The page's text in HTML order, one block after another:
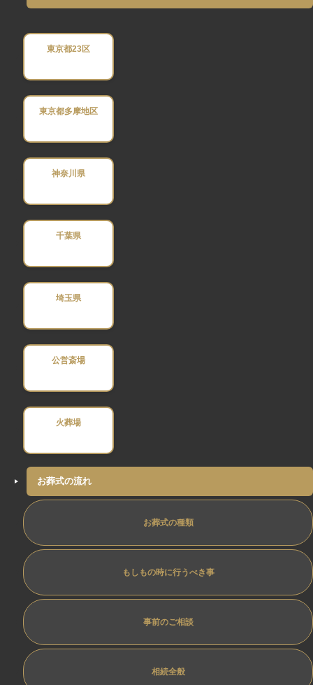
東京都23区
東京都多摩地区
神奈川県
千葉県
埼玉県
公営斎場
火葬場
お葬式の流れ
お葬式の種類
もしもの時に行うべき事
事前のご相談
相続全般